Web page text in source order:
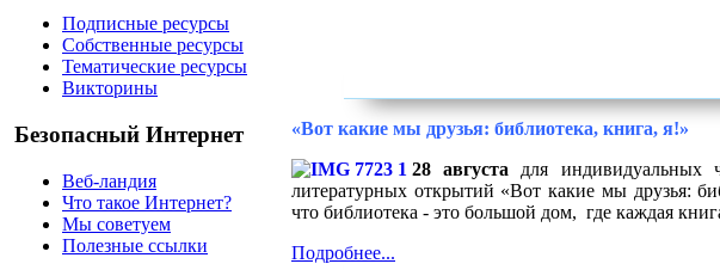
Подписные ресурсы
Собственные ресурсы
Тематические ресурсы
Викторины
Безопасный Интернет
Веб-ландия
Что такое Интернет?
Мы советуем
Полезные ссылки
«Вот какие мы друзья: библиотека, книга, я!»
28 августа для индивидуальных
литературных открытий «Вот какие мы друзья:
что библиотека - это большой дом, где каждая
Подробнее...